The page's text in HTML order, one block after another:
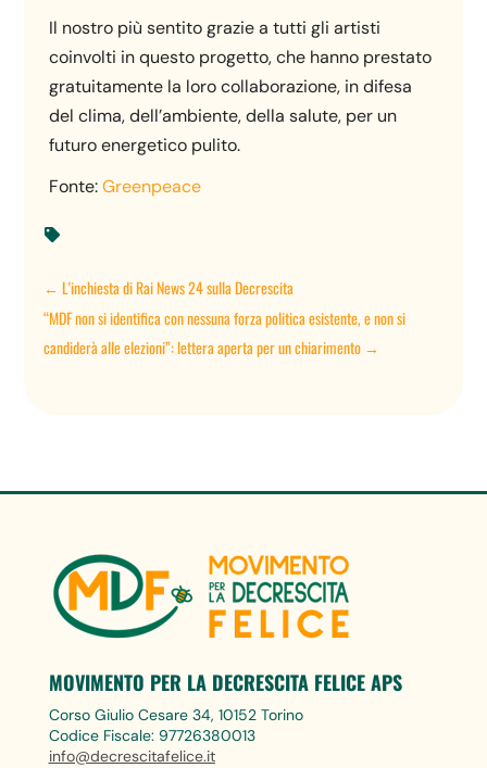
Il nostro più sentito grazie a tutti gli artisti
coinvolti in questo progetto, che hanno prestato
gratuitamente la loro collaborazione, in difesa
del clima, dell’ambiente, della salute, per un
futuro energetico pulito.
Fonte:Greenpeace

←L'inchiesta di Rai News 24 sulla Decrescita
“MDF non si identifica con nessuna forza politica esistente, e non si
candiderà alle elezioni”: lettera aperta per un chiarimento →
MOVIMENTO PER LA DECRESCITA FELICE APS
Corso Giulio Cesare 34, 10152 Torino
Codice Fiscale: 97726380013
info@decrescitafelice.it